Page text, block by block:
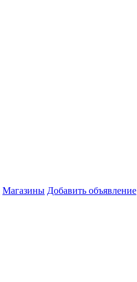
Магазины Добавить объявление